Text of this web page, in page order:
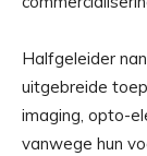
Halfgeleider
uitgebreide
imaging, opto-
vanwege hun